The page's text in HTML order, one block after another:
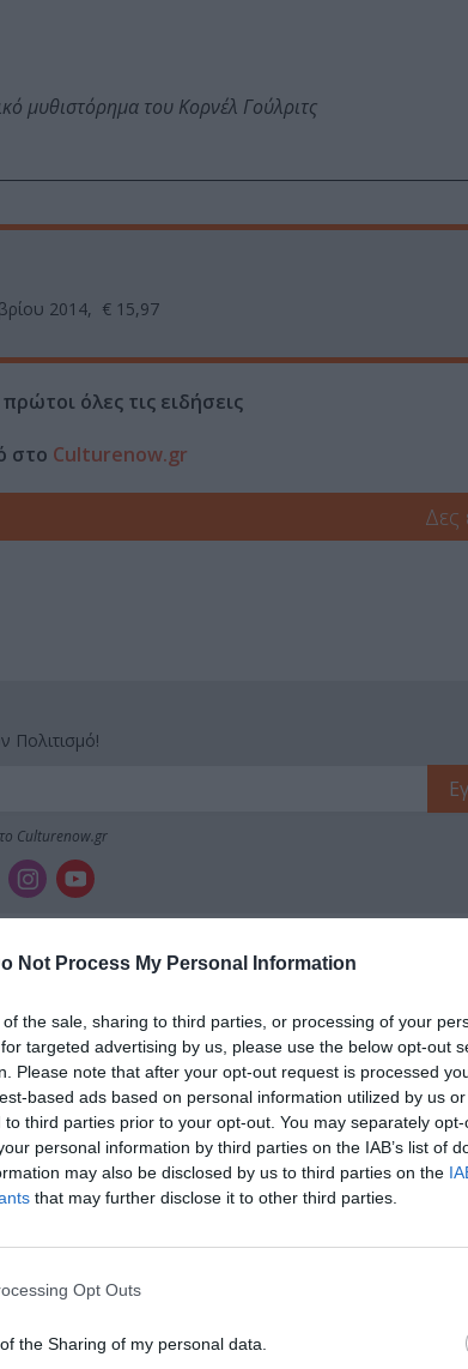
Not Process My Personal Information
the sale, sharing to third parties, or processing of your
targeted advertising by us, please use the below opt-out
Please note that after your opt-out request is processed
based ads based on personal information utilized by us
to third parties prior to your opt-out. You may separately
personal information by third parties on the IAB’s list of
may also be disclosed by us to third parties on the
that may further disclose it to other third parties.
Opt Outs
the Sharing of my personal data.
μυθιστόρημα του Κορνέλ Γούλριτς
2014, € 15,97
όλες τις ειδήσεις
στο Culturenow.gr
Δες
Πολιτισμό!
Culturenow.gr
Άρθρα